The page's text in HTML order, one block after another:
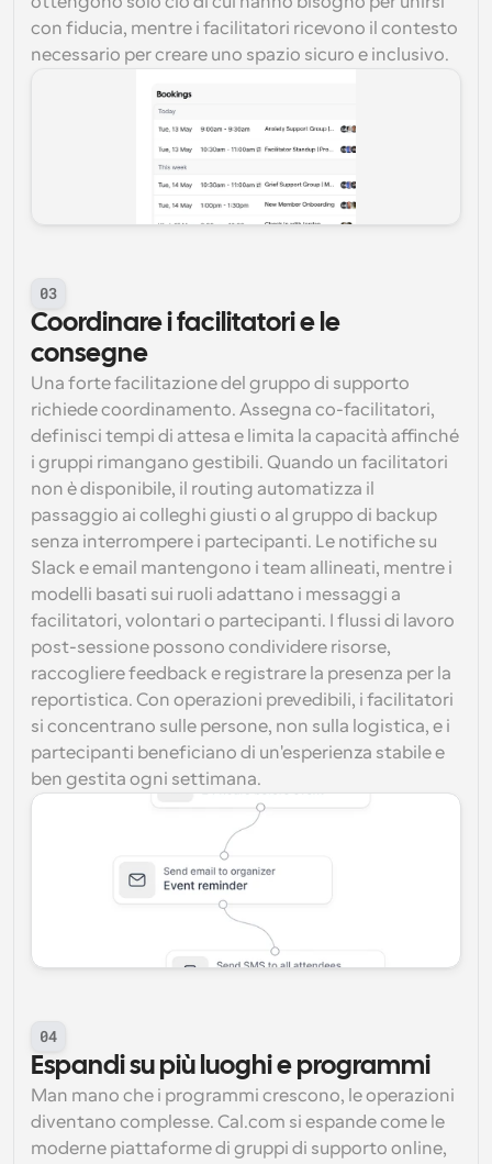
con fiducia, mentre i facilitatori ricevono il contesto
necessario per creare uno spazio sicuro e inclusivo.
03
Coordinare i facilitatori e le
consegne
Una forte facilitazione del gruppo di supporto
richiede coordinamento. Assegna co-facilitatori,
definisci tempi di attesa e limita la capacità affinché
i gruppi rimangano gestibili. Quando un facilitatori
non è disponibile, il routing automatizza il
passaggio ai colleghi giusti o al gruppo di backup
senza interrompere i partecipanti. Le notifiche su
Slack e email mantengono i team allineati, mentre i
modelli basati sui ruoli adattano i messaggi a
facilitatori, volontari o partecipanti. I flussi di lavoro
post-sessione possono condividere risorse,
raccogliere feedback e registrare la presenza per la
reportistica. Con operazioni prevedibili, i facilitatori
si concentrano sulle persone, non sulla logistica, e i
partecipanti beneficiano di un'esperienza stabile e
ben gestita ogni settimana.
04
Espandi su più luoghi e programmi
Man mano che i programmi crescono, le operazioni
diventano complesse. Cal.com si espande come le
moderne piattaforme di gruppi di supporto online,